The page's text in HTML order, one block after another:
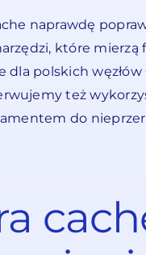
naprawdę
które
dla polskich
też
do